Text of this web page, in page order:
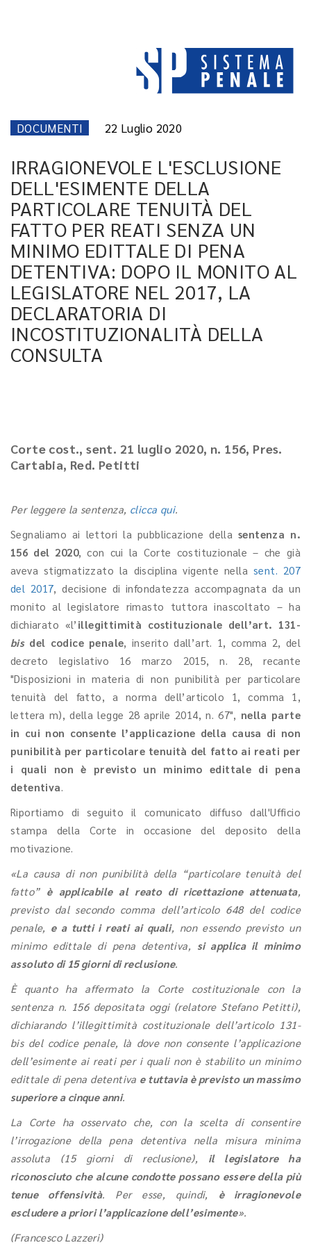
DOCUMENTI 22 Luglio 2020
IRRAGIONEVOLE L'ESCLUSIONE
DELL'ESIMENTE DELLA
PARTICOLARE TENUITÀ DEL
FATTO PER REATI SENZA UN
MINIMO EDITTALE DI PENA
DETENTIVA: DOPO IL MONITO AL
LEGISLATORE NEL 2017, LA
DECLARATORIA DI
INCOSTITUZIONALITÀ DELLA
CONSULTA
Corte cost., sent. 21 luglio 2020, n. 156, Pres.
Cartabia, Red. Petitti
Per leggere la sentenza, clicca qui.
Segnaliamo ai lettori la pubblicazione dellasentenza n.
156 del 2020, con cui la Corte costituzionale – che già
aveva stigmatizzato la disciplina vigente nella sent. 207
del 2017 , decisione di infondatezza accompagnata da un
monito al legislatore rimasto tuttora inascoltato – ha
dichiarato «l’ illegittimità costituzionale dell’art. 131-
bisdel codice penale , inserito dall’art. 1, comma 2, del
decreto legislativo 16 marzo 2015, n. 28, recante
"Disposizioni in materia di non punibilità per particolare
tenuità del fatto, a norma dell’articolo 1, comma 1,
lettera m), della legge 28 aprile 2014, n. 67", nella parte
in cui non consente l’applicazione della causa di non
punibilità per particolare tenuità del fatto ai reati per
i quali non è previsto un minimo edittale di pena
detentiva
Riportiamo di seguito il comunicato diffuso dall'Ufficio
stampa della Corte in occasione del deposito della
motivazione.
«La causa di non punibilità della “particolare tenuità del
fatto” è applicabile al reato di ricettazione attenuata,
previsto dal secondo comma dell’articolo 648 del codice
penale, e a tutti i reati ai quali, non essendo previsto un
minimo edittale di pena detentiva,
si applica il minimo
assoluto di 15 giorni di reclusione.
È quanto ha affermato la Corte costituzionale con la
sentenza n. 156 depositata oggi (relatore Stefano Petitti),
dichiarando l’illegittimità costituzionale dell’articolo 131-
bis del codice penale, là dove non consente l’applicazione
dell’esimente ai reati per i quali non è stabilito un minimo
edittale di pena detentiva e tuttavia è previsto un massimo
superiore a cinque anni.
La Corte ha osservato che, con la scelta di consentire
l’irrogazione della pena detentiva nella misura minima
assoluta (15 giorni di reclusione), il legislatore ha
riconosciuto che alcune condotte possano essere della più
tenue offensività. Per esse, quindi, è irragionevole
escludere a priori l’applicazione dell’esimente».
(Francesco Lazzeri)